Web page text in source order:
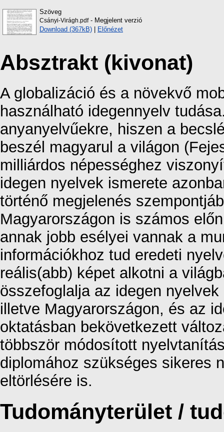
Szöveg
Csányi-Virágh.pdf- Megjelent verzió
Download (367kB) | Előnézet
Absztrakt (kivonat)
A globalizáció és a növekvő
használható idegennyelv
anyanyelvűekre, hiszen a
beszél magyarul a világon
milliárdos népességhez
idegen nyelvek ismerete
történő megjelenés
Magyarországon is számos
annak jobb esélyei vannak a
információkhoz tud eredeti
reális(abb) képet alkotni a
összefoglalja az idegen
illetve Magyarországon, és az
oktatásban bekövetkezett
többször módosított
diplomához szükséges sikeres
eltörlésére is.
Tudományterület /